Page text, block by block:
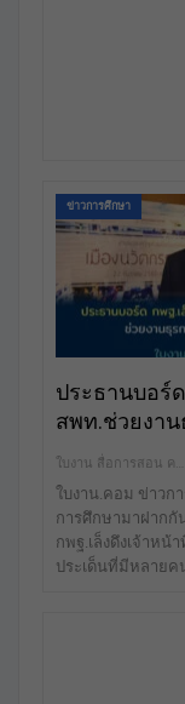
ข่าวการศึกษา
ประธานบอร์
สพท.ช่วยงาน
ใบงาน.คอม ข่าวก
การศึกษามาฝากกั
กพฐ.เล็งดึงเจ้าหน้
ประเด็นที่มีหลายค